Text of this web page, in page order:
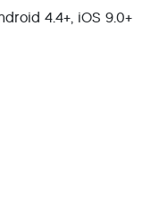
4.4+, iOS 9.0+